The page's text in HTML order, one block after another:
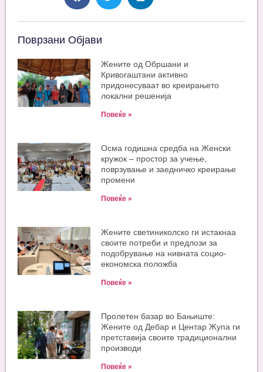
Поврзани Објави
Жените од Обршани и
Кривогаштани активно
придонесуваат во креирањето
локални решенија
Повеќе »
Oсма годишна средба на Женски
кружок – простор за учење,
поврзување и заедничко креирање
промени
Повеќе »
Жените светиниколско ги истакнаа
своите потреби и предлози за
подобрување на нивната социо-
економска положба
Повеќе »
Пролетен базар во Бањиште:
Жените од Дебар и Центар Жупа ги
претставија своите традиционални
производи
Повеќе »